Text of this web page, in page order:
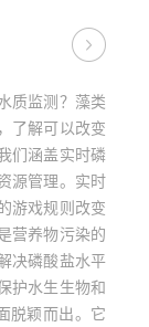
质监测？藻类
了解可以改变
们涵盖实时磷
源管理。实时
游戏规则改变
营养物污染的
决磷酸盐水平
护水生生物和
脱颖而出。它